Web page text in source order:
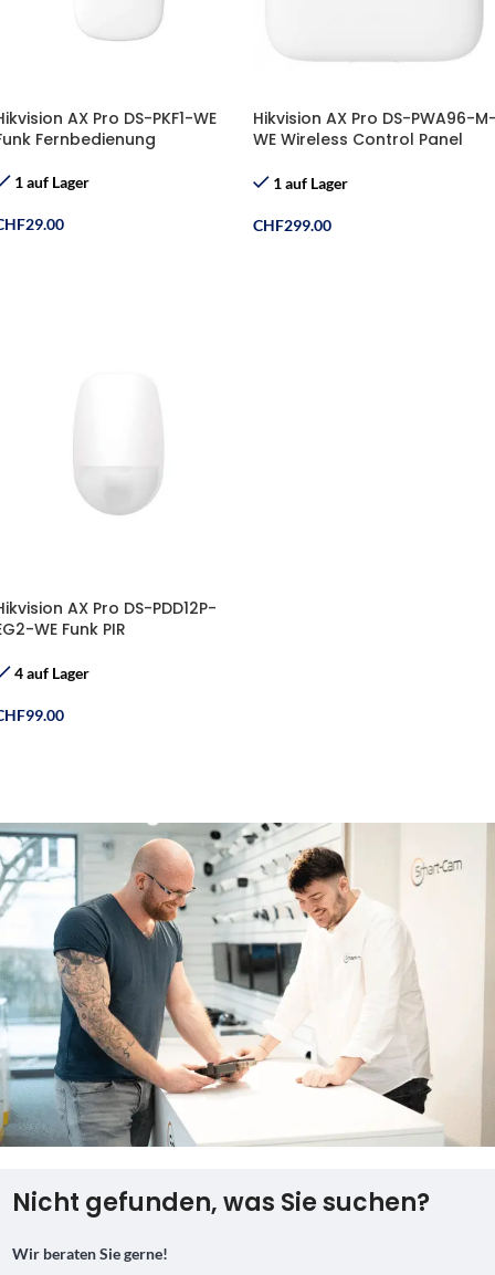
AX Pro DS-PKF1-WE
Fernbedienung
1 auf Lager
29.00
Hikvision AX Pro DS-PWA96-
WE Wireless Control Panel
1 auf Lager
CHF299.00
AX Pro DS-PDD12P-
WE Funk PIR
4 auf Lager
99.00
Nicht gefunden, was Sie suchen?
Wir beraten Sie gerne!